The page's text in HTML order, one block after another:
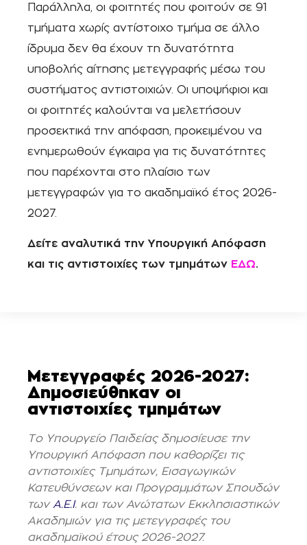
Παράλληλα, οι φοιτητές που φοιτούν σε 91
τμήματα χωρίς αντίστοιχο τμήμα σε άλλο
ίδρυμα δεν θα έχουν τη δυνατότητα
υποβολής αίτησης μετεγγραφής μέσω του
συστήματος αντιστοιχιών. Οι υποψήφιοι και
οι φοιτητές καλούνται να μελετήσουν
προσεκτικά την απόφαση, προκειμένου να
ενημερωθούν έγκαιρα για τις δυνατότητες
που παρέχονται στο πλαίσιο των
μετεγγραφών για το ακαδημαϊκό έτος 2026-
2027.
Δείτε αναλυτικά την Υπουργική Απόφαση
και τις αντιστοιχίες των τμημάτων ΕΔΩ.
Μετεγγραφές 2026-2027:
Δημοσιεύθηκαν οι
αντιστοιχίες τμημάτων
Το Υπουργείο Παιδείας δημοσίευσε την
Υπουργική Απόφαση που καθορίζει τις
αντιστοιχίες Τμημάτων, Εισαγωγικών
Κατευθύνσεων και Προγραμμάτων Σπουδών
των Α.Ε.Ι. και των Ανώτατων Εκκλησιαστικών
Ακαδημιών για τις μετεγγραφές του
ακαδημαϊκού έτους 2026-2027.